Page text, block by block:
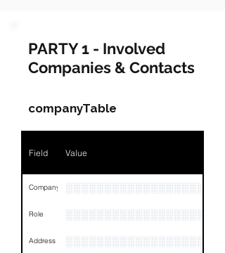
PARTY 1 - Involved
Companies & Contacts
companyTable
Field Value
Company
Role
Address